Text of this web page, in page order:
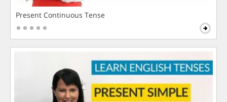
Present Continuous Tense